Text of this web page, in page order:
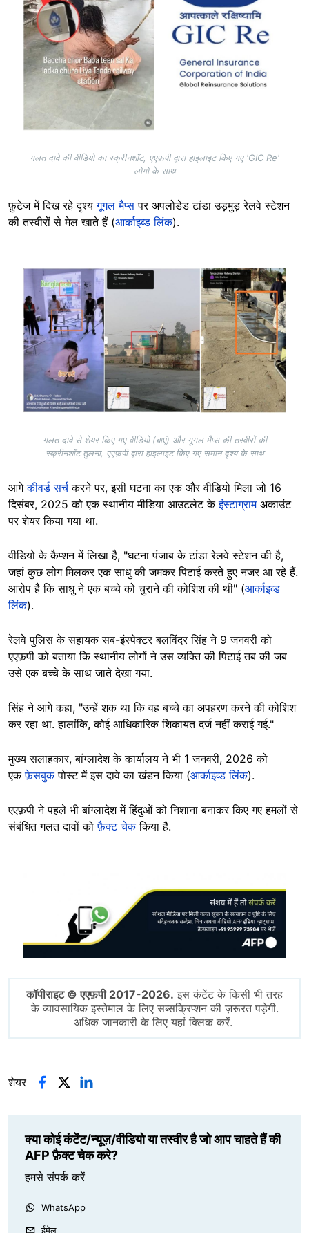
गलत दावे की वीडियो का स्क्रीनशॉट, एएफ़पी द्वारा हाइलाइट किए गए 'GIC Re'
लोगो के साथ
फ़ुटेज में दिख रहे दृश्यगूगल मैप्स पर अपलोडेड टांडा उड़मुड़ रेलवे स्टेशन
की तस्वीरों से मेल खाते हैं (आर्काइव्ड लिंक).
गलत दावे से शेयर किए गए वीडियो (बाएं) और गूगल मैप्स की तस्वीरों की
स्क्रीनशॉट तुलना, एएफ़पी द्वारा हाइलाइट किए गए समान दृश्य के साथ
आगेकीवर्ड सर्च करने पर, इसी घटना का एक और वीडियो मिला जो 16
दिसंबर, 2025 को एक स्थानीय मीडिया आउटलेट केइंस्टाग्रामअकाउंट
पर शेयर किया गया था.
वीडियो के कैप्शन में लिखा है, "घटना पंजाब के टांडा रेलवे स्टेशन की है,
जहां कुछ लोग मिलकर एक साधु की जमकर पिटाई करते हुए नजर आ रहे हैं.
आरोप है कि साधु ने एक बच्चे को चुराने की कोशिश की थी" (आर्काइव्ड
लिंक).
रेलवे पुलिस के सहायक सब-इंस्पेक्टर बलविंदर सिंह ने 9 जनवरी को
एएफ़पी को बताया कि स्थानीय लोगों ने उस व्यक्ति की पिटाई तब की जब
उसे एक बच्चे के साथ जाते देखा गया.
सिंह ने आगे कहा, "उन्हें शक था कि वह बच्चे का अपहरण करने की कोशिश
कर रहा था. हालांकि, कोई आधिकारिक शिकायत दर्ज नहीं कराई गई."
मुख्य सलाहकार, बांग्लादेश के कार्यालय ने भी 1 जनवरी, 2026 को
एकफ़ेसबुकपोस्ट में इस दावे का खंडन किया (आर्काइव्ड लिंक).
एएफ़पी ने पहले भी बांग्लादेश में हिंदुओं को निशाना बनाकर किए गए हमलों से
संबंधित गलत दावों कोफ़ैक्ट चेककिया है.
कॉपीराइट © एएफ़पी 2017-2026. इस कंटेंट के किसी भी तरह
के व्यावसायिक इस्तेमाल के लिए सब्सक्रिप्शन की ज़रूरत पड़ेगी.
अधिक जानकारी के लिए यहां क्लिक करें.
शेयर
क्या कोई कंटेंट/न्यूज़/वीडियो या तस्वीर है जो आप चाहते हैं की
AFP फ़ैक्ट चेक करे?
हमसे संपर्क करें
WhatsApp
ईमेल